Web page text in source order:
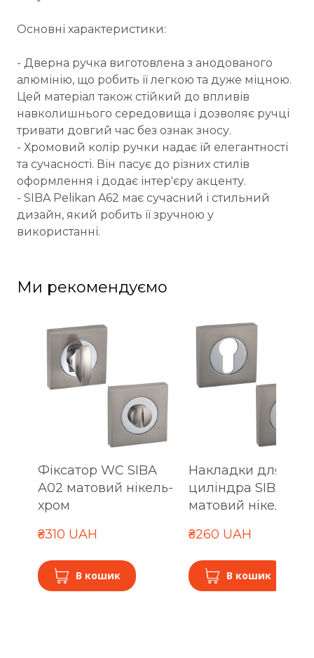
Основні характеристики:
- Дверна ручка виготовлена з анодованого
алюмінію, що робить її легкою та дуже міцною.
Цей матеріал також стійкий до впливів
навколишнього середовища і дозволяє ручці
тривати довгий час без ознак зносу.
- Хромовий колір ручки надає їй елегантності
та сучасності. Він пасує до різних стилів
оформлення і додає інтер'єру акценту.
- SIBA Pelikan A62 має сучасний і стильний
дизайн, який робить її зручною у
використанні.
Ми рекомендуємо
Фіксатор WC SIBA
A02 матовий нікель-
хром
₴310 UAH
В кошик
Накладки для
циліндра SIBA A02
матовий нікель-
₴260 UAH
В кошик